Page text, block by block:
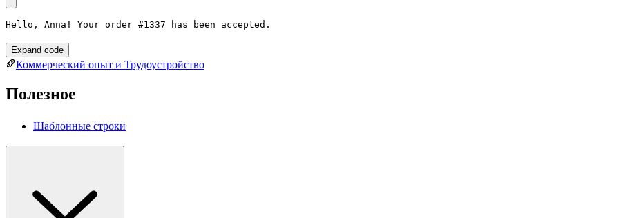
Hello, Anna! Your order #1337 has been accepted.
Expand code
Коммерческий опыт и Трудоустройство
Полезное
Шаблонные строки